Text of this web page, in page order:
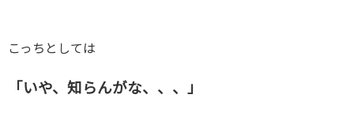
こっちとしては
「いや、知らんがな、、、」